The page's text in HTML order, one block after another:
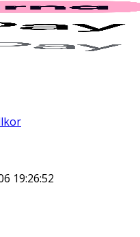
19:26:52